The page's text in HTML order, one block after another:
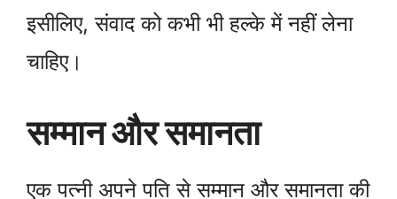
इसीलिए, संवाद को कभी भी हल्के में नहीं लेना
चाहिए।
सम्मान और समानता
एक पत्नी अपने पति से सम्मान और समानता की